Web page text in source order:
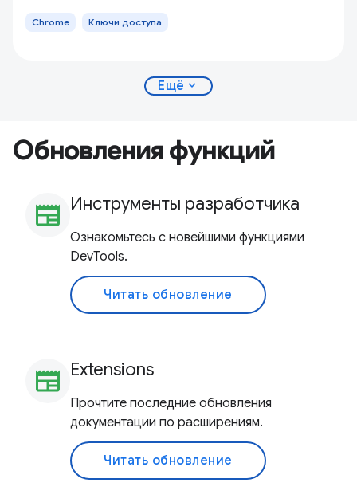
Chrome Ключи доступа
Ещё expand_more
Обновления функций
newspaper Инструменты разработчика
Ознакомьтесь с новейшими функциями
DevTools.
Читать обновление
newspaper Extensions
Прочтите последние обновления
документации по расширениям.
Читать обновление